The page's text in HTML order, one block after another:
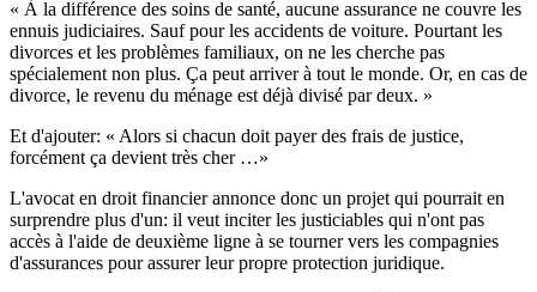
« À la différence des soins de santé, aucune assurance ne couvre les
ennuis judiciaires. Sauf pour les accidents de voiture. Pourtant les
divorces et les problèmes familiaux, on ne les cherche pas
spécialement non plus. Ça peut arriver à tout le monde. Or, en cas de
divorce, le revenu du ménage est déjà divisé par deux. »
Et d'ajouter: « Alors si chacun doit payer des frais de justice,
forcément ça devient très cher …»
L'avocat en droit financier annonce donc un projet qui pourrait en
surprendre plus d'un: il veut inciter les justiciables qui n'ont pas
accès à l'aide de deuxième ligne à se tourner vers les compagnies
d'assurances pour assurer leur propre protection juridique.